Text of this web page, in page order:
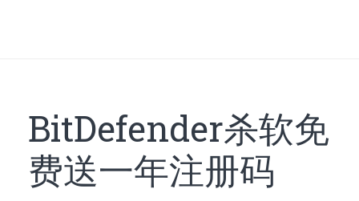
BitDefender杀软免
费送一年注册码